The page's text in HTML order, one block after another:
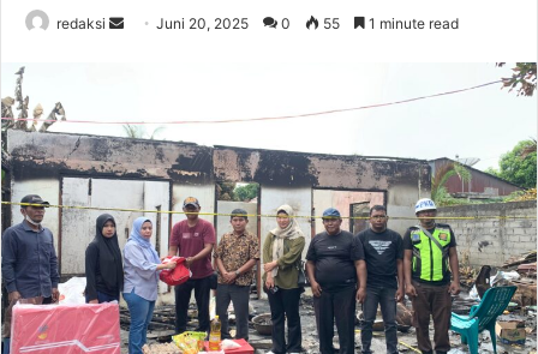
redaksi
SendJuni 20, 2025 0 55 1 minute read